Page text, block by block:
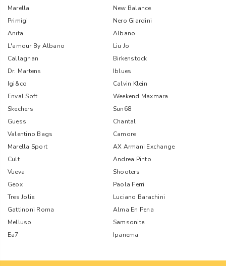
Marella
New Balance
Primigi
Nero Giardini
Anita
Albano
L'amour By Albano
Liu Jo
Callaghan
Birkenstock
Dr. Martens
Iblues
Igi&co
Calvin Klein
Enval Soft
Weekend Maxmara
Skechers
Sun68
Guess
Chantal
Valentino Bags
Camore
Marella Sport
AX Armani Exchange
Cult
Andrea Pinto
Vueva
Shooters
Geox
Paola Ferri
Tres Jolie
Luciano Barachini
Gattinoni Roma
Alma En Pena
Melluso
Samsonite
Ea7
Ipanema